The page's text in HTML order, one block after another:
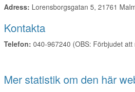
Adress: Lorensborgsgatan 5, 21761
Kontakta
Telefon: 040-967240 (OBS: Förbjudet
Mer statistik om den här